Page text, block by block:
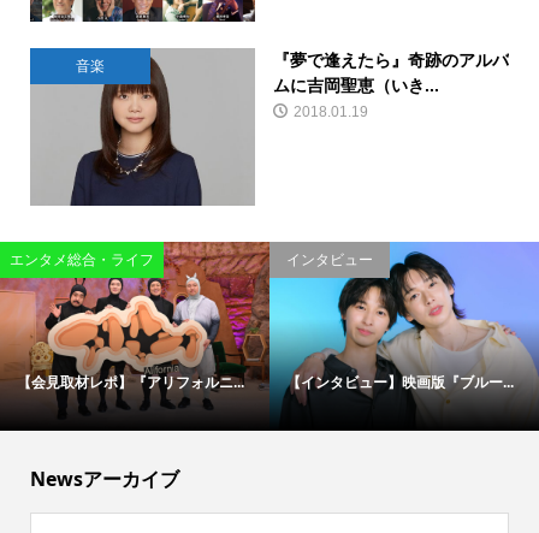
音楽
『夢で逢えたら』奇跡のアルバ
ムに吉岡聖恵（いき...
2018.01.19
エンタメ総合・ライフ
【会見取材レポ】『アリフォルニ...
インタビュー
【インタビュー】映画版『ブルー...
Newsアーカイブ